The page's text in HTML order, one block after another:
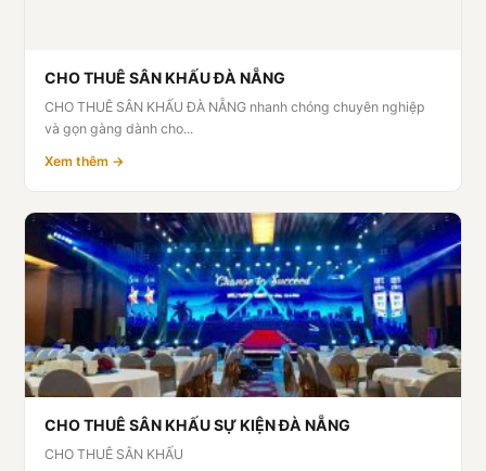
CHO THUÊ SÂN KHẤU ĐÀ NẴNG
CHO THUÊ SÂN KHẤU ĐÀ NẴNG nhanh chóng chuyên nghiệp
và gọn gàng dành cho...
Xem thêm →
CHO THUÊ SÂN KHẤU SỰ KIỆN ĐÀ NẴNG
CHO THUÊ SÂN KHẤU